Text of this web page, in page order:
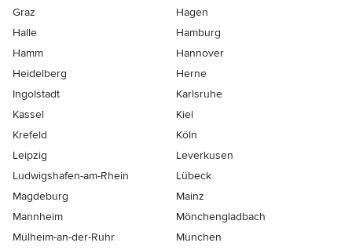
Graz
Hagen
Halle
Hamburg
Hamm
Hannover
Heidelberg
Herne
Ingolstadt
Karlsruhe
Kassel
Kiel
Krefeld
Köln
Leipzig
Leverkusen
Ludwigshafen-am-Rhein
Lübeck
Magdeburg
Mainz
Mannheim
Mönchen­gladbach
Mülheim-an-der-Ruhr
München